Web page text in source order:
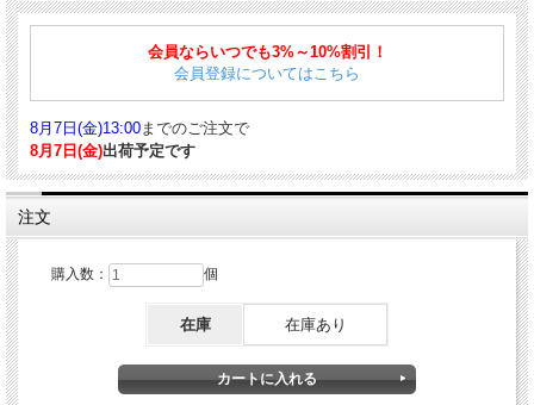
飛騨高山のお花屋さんとコラボして作られた「Flower Pen」。飛騨高山のお花屋さ
術を活かした押花を使用しております。Pen軸金具に和紙を巻き付け、押花を樹脂
で一輪づつ接着します。そこに樹脂を流し込んで、乾燥した後に一本づつ丁寧に削
物や女性へのプレゼントに最適です。
サイズ：約125×14mm
重量：約40g
素材：真鍮｜樹脂
その他：パーカータイプの替芯が適合
※一つ一つ手作りのため、花びらの色味や大きさに個体差がございます。予めご了
スタンダード ボールペン替芯｜クインクフロー ボールペン替芯｜ボールペン替芯
会員ならいつでも3%～10%割引！
会員登録についてはこちら
8月7日(金)13:00 までのご注文で
8月7日(金)出荷予定です
注文
購入数： 個
在庫 在庫あり